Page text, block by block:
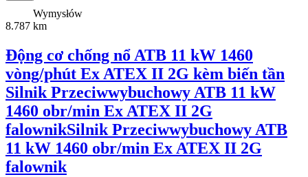
Wymysłów
8.787 km
Động cơ chống nổ ATB 11 kW 1460
vòng/phút Ex ATEX II 2G kèm biến tần
Silnik Przeciwwybuchowy ATB 11 kW
1460 obr/min Ex ATEX II 2G
falownikSilnik Przeciwwybuchowy ATB
11 kW 1460 obr/min Ex ATEX II 2G
falownik